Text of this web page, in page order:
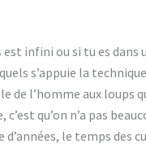
est infini ou si tu es
s’appuie la
de l’homme aux loups
qu’on n’a pas
le temps des